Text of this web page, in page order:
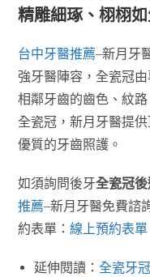
精雕細琢、栩栩
台中牙醫推薦–新月牙
強牙醫陣容，全瓷冠
相鄰牙齒的齒色、紋
全瓷冠，新月牙醫提
優質的牙齒照護。
如須詢問後牙全瓷冠
推薦–新月牙醫免費諮
約表單：線上預約表單
延伸閱讀：全瓷牙